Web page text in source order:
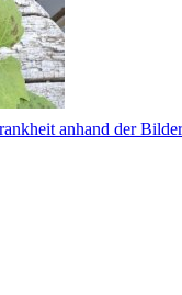
anhand der